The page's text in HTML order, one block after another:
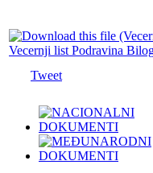
Vecernji list Podravina
Tweet